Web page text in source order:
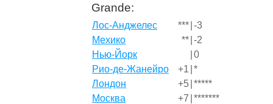
Grande:
Лос-Анджелес *** -3
Мехико
** -2
Нью-Йорк
0
Рио-де-Жанейро
+1 *
Лондон
+5 *****
Москва
+7 *******